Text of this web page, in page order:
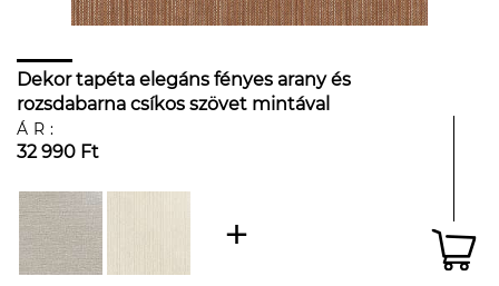
Dekor tapéta elegáns fényes arany és
rozsdabarna csíkos szövet mintával
ÁR:
32 990 Ft